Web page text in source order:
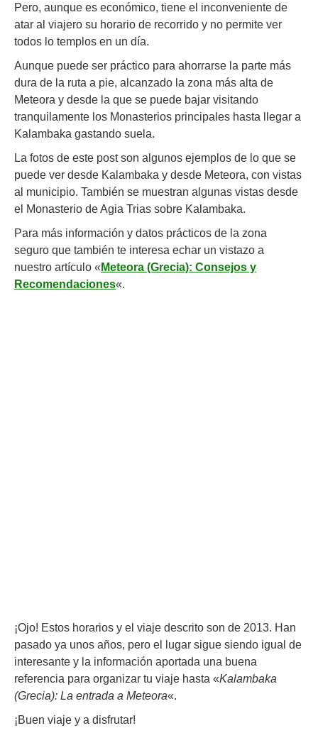
Pero, aunque es económico, tiene el inconveniente de
atar al viajero su horario de recorrido y no permite ver
todos lo templos en un día.
Aunque puede ser práctico para ahorrarse la parte más
dura de la ruta a pie, alcanzado la zona más alta de
Meteora y desde la que se puede bajar visitando
tranquilamente los Monasterios principales hasta llegar a
Kalambaka gastando suela.
La fotos de este post son algunos ejemplos de lo que se
puede ver desde Kalambaka y desde Meteora, con vistas
al municipio. También se muestran algunas vistas desde
el Monasterio de Agia Trias sobre Kalambaka.
Para más información y datos prácticos de la zona
seguro que también te interesa echar un vistazo a
nuestro artículo « Meteora (Grecia): Consejos y
Recomendaciones«.
¡Ojo! Estos horarios y el viaje descrito son de 2013. Han
pasado ya unos años, pero el lugar sigue siendo igual de
interesante y la información aportada una buena
referencia para organizar tu viaje hasta «Kalambaka
(Grecia): La entrada a Meteora«.
¡Buen viaje y a disfrutar!